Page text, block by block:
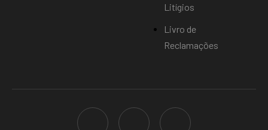
Litígios
Livro de
Reclamações